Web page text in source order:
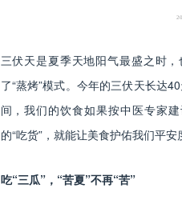
三伏天是夏季天地阳气最盛之时
了“蒸烤”模式。今年的三伏天长达
间，我们的饮食如果按中医专家
的“吃货”，就能让美食护佑我们平安
吃“三瓜”，“苦夏”不再“苦”